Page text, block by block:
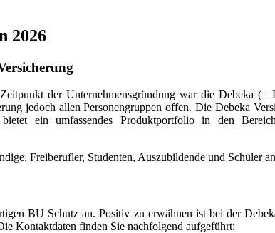
2026
der Unternehmensgründung war die Debeka (=
jedoch allen Personengruppen offen. Die Debeka
ein umfassendes Produktportfolio in den
Freiberufler, Studenten, Auszubildende und Schüler
BU Schutz an. Positiv zu erwähnen ist bei der
Kontaktdaten finden Sie nachfolgend aufgeführt: